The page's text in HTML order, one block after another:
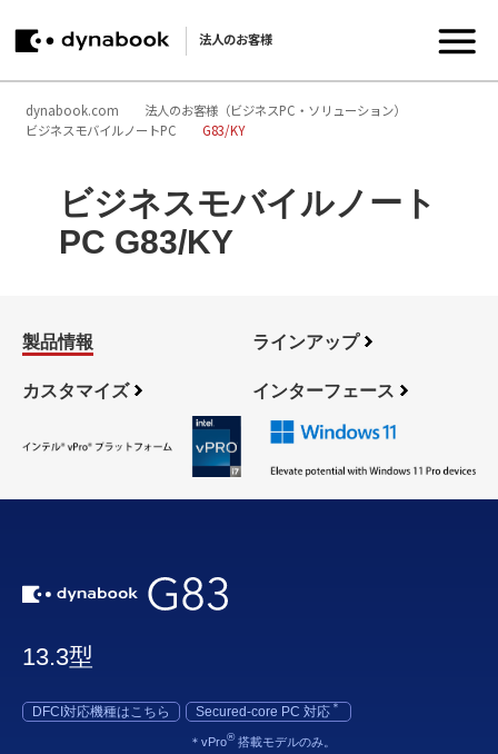
法人のお客様
dynabook.com
法人のお客様（ビジネスPC・ソリューション）
ビジネスモバイルノートPC
G83/KY
ビジネスモバイルノート
PC G83/KY
製品情報 ラインアップ
カスタマイズ インターフェース
13.3型
DFCI対応機種はこちら Secured-core PC 対応＊
＊vPro®搭載モデルのみ。